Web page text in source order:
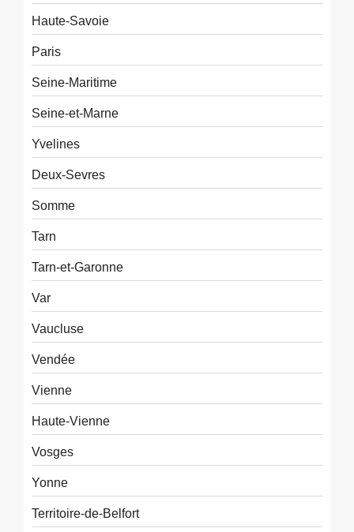
Haute-Savoie
Paris
Seine-Maritime
Seine-et-Marne
Yvelines
Deux-Sevres
Somme
Tarn
Tarn-et-Garonne
Var
Vaucluse
Vendée
Vienne
Haute-Vienne
Vosges
Yonne
Territoire-de-Belfort